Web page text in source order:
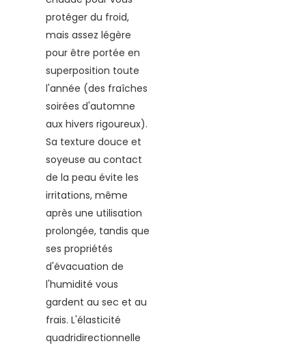
protéger du froid,
mais assez légère
pour être portée en
superposition toute
l'année (des fraîches
soirées d'automne
aux hivers rigoureux).
Sa texture douce et
soyeuse au contact
de la peau évite les
irritations, même
après une utilisation
prolongée, tandis que
ses propriétés
d'évacuation de
l'humidité vous
gardent au sec et au
frais. L'élasticité
quadridirectionnelle